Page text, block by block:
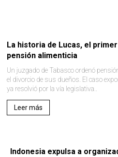
La historia de Lucas, el
pensión alimenticia
Un juzgado de Tabasco ordenó
el divorcio de sus dueños. El caso
ya resolvió por la vía legislativa..
Leer más
Indonesia expulsa a